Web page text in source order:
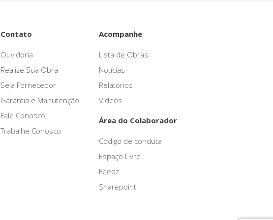
Contato
Ouvidoria
Realize Sua Obra
Seja Fornecedor
Garantia e Manutenção
Fale Conosco
Trabalhe Conosco
Acompanhe
Lista de Obras
Notícias
Relatórios
Vídeos
Área do Colaborador
Código de conduta
Espaço Livre
Feedz
Sharepoint